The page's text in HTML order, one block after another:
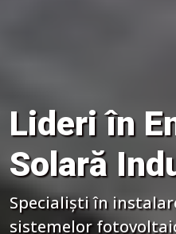
Lideri în
Solară
Specialiști în
sistemelor